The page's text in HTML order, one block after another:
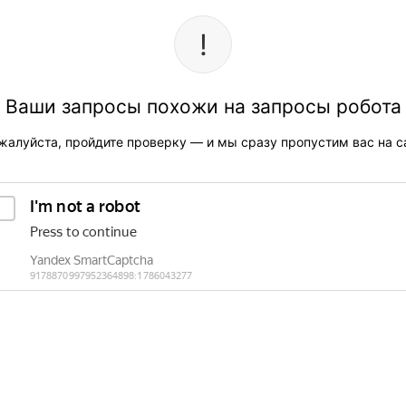
Ваши запросы похожи на запросы робота
пройдите проверку — и мы сразу пропустим вас на